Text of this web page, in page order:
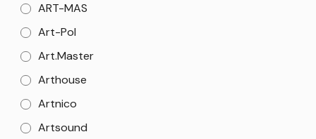
ART-MAS
Art-Pol
Art.Master
Arthouse
Artnico
Artsound